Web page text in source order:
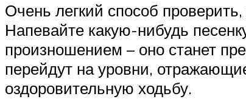
Очень легкий способ
Напевайте какую-нибудь
произношением – оно станет
перейдут на уровни,
оздоровительную ходьбу.